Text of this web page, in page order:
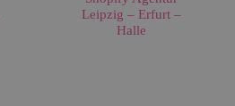
Leipzig – Erfurt –
Halle